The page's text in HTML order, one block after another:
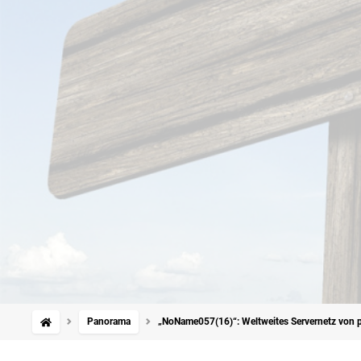
Panorama „NoName057(16)“: Weltweites Servernetz